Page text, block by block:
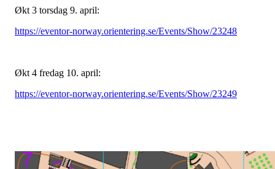
Økt 3 torsdag 9. april:
https://eventor-norway.orientering.se/Events/Show/23248
Økt 4 fredag 10. april:
https://eventor-norway.orientering.se/Events/Show/23249